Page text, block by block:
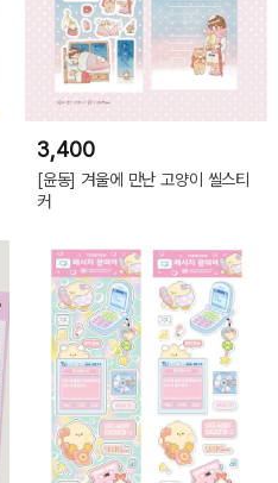
3,400
[윤동] 겨울에 만난 고양이 씰스티
커